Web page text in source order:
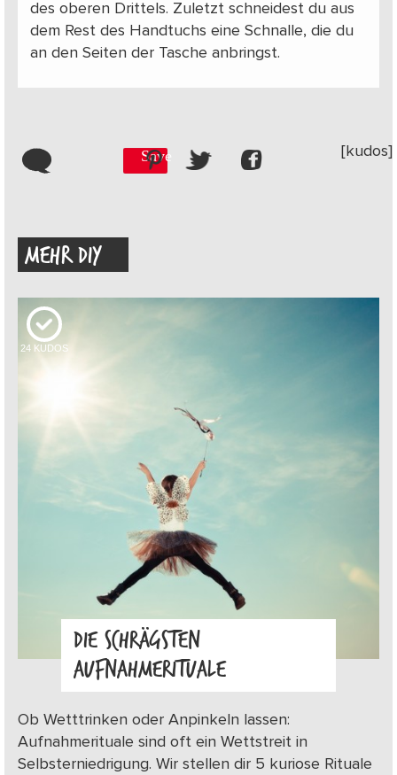
des oberen Drittels. Zuletzt schneidest du aus
dem Rest des Handtuchs eine Schnalle, die du
an den Seiten der Tasche anbringst.
Save [kudos]
MEHR DIY
24 KUDOS
DIE SCHRÄGSTEN
AUFNAHMERITUALE
Ob Wetttrinken oder Anpinkeln lassen:
Aufnahmerituale sind oft ein Wettstreit in
Selbsterniedrigung. Wir stellen dir 5 kuriose Rituale